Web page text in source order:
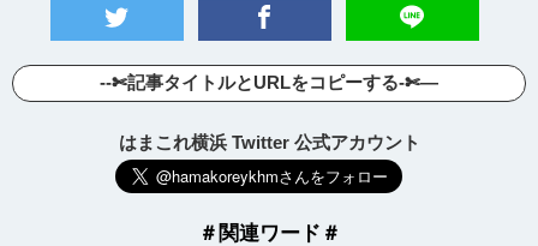
--✄記事タイトルとURLをコピーする-✄—
はまこれ横浜 Twitter 公式アカウント
＃関連ワード＃
サイトについて